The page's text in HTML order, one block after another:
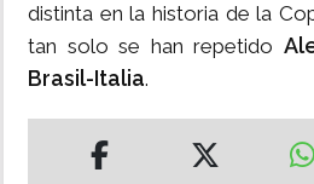
distinta en la historia de la
tan solo se han repetido
Brasil-Italia.